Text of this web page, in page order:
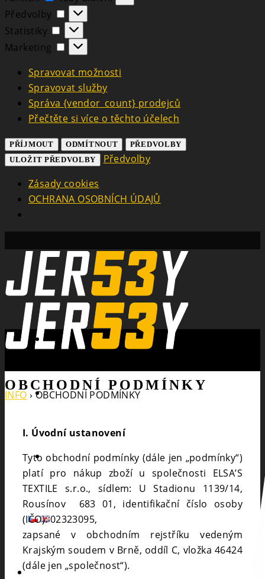
Předvolby
Předvolby
Statistiky
Statistiky
Marketing
Marketing
Spravovat možnosti
Spravovat služby
Správa {vendor_count} prodejců
Přečtěte si více o těchto účelech
PŘÍJMOUT ODMÍTNOUT
PŘEDVOLBY
ULOŽIT PŘEDVOLBY
Předvolby
Zásady cookies
OCHRANA OSOBNÍCH ÚDAJŮ
Search
SPORTY
OBCHODNÍ PODMÍNKY
INFO › OBCHODNÍ PODMÍNKY
I. Úvodní ustanovení
Tyto obchodní podmínky (dále jen „podmínky“)
platí pro nákup zboží u společnosti ELSA’S
TEXTILE s.r.o., sídlem: U Stadionu 1139/14,
Rousínov 683 01, identifikační číslo osoby
(IČO): 02323095,
zapsané v obchodním rejstříku vedeným
Krajským soudem v Brně, oddíl C, vložka 46424
(dále jen „společnost“).